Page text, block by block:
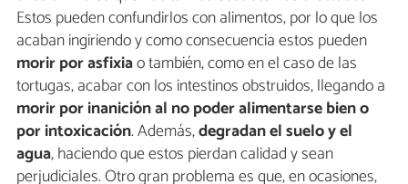
Estos pueden confundirlos con alimentos, por lo que los
acaban ingiriendo y como consecuencia estos pueden
morir por asfixiao también, como en el caso de las
tortugas, acabar con los intestinos obstruidos, llegando a
morir por inanición al no poder alimentarse bieno
por intoxicación. Además,degradan el suelo y el
agua, haciendo que estos pierdan calidad y sean
perjudiciales. Otro gran problema es que, en ocasiones,